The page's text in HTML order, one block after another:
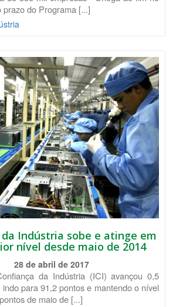
prazo do Programa [...]
Indústria sobe e atinge em
nível desde maio de 2014
28 de abril de 2017
da Indústria (ICI) avançou 0,5
para 91,2 pontos e mantendo o nível
de maio de [...]